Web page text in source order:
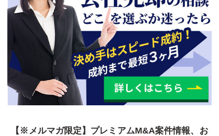
【※メルマガ限定】プレミアムM&A案件情報、お